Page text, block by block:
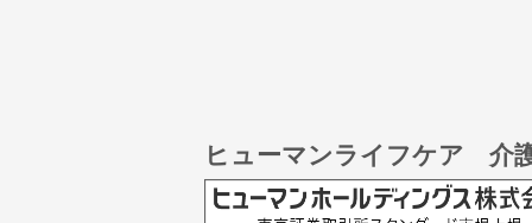
ヒューマンライフケア 介